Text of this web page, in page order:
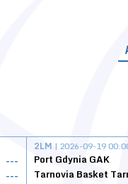
---
---
2LM | 2026-09-19
Port Gdynia GAK